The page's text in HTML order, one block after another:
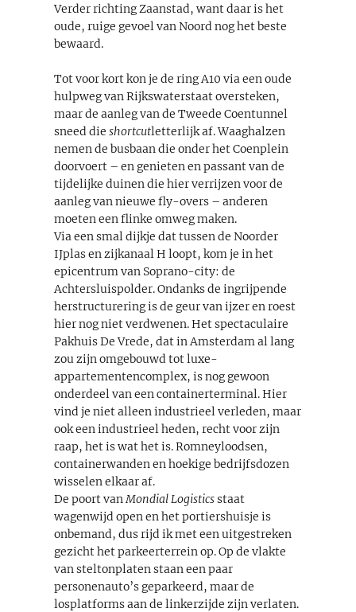
Verder richting Zaanstad, want daar is het
oude, ruige gevoel van Noord nog het beste
bewaard.
Tot voor kort kon je de ring A10 via een oude
hulpweg van Rijkswaterstaat oversteken,
maar de aanleg van de Tweede Coentunnel
sneed die shortcutletterlijk af. Waaghalzen
nemen de busbaan die onder het Coenplein
doorvoert – en genieten en passant van de
tijdelijke duinen die hier verrijzen voor de
aanleg van nieuwe fly-overs – anderen
moeten een flinke omweg maken.
Via een smal dijkje dat tussen de Noorder
IJplas en zijkanaal H loopt, kom je in het
epicentrum van Soprano-city: de
Achtersluispolder. Ondanks de ingrijpende
herstructurering is de geur van ijzer en roest
hier nog niet verdwenen. Het spectaculaire
Pakhuis De Vrede, dat in Amsterdam al lang
zou zijn omgebouwd tot luxe-
appartementencomplex, is nog gewoon
onderdeel van een containerterminal. Hier
vind je niet alleen industrieel verleden, maar
ook een industrieel heden, recht voor zijn
raap, het is wat het is. Romneyloodsen,
containerwanden en hoekige bedrijfsdozen
wisselen elkaar af.
De poort vanMondial Logisticsstaat
wagenwijd open en het portiershuisje is
onbemand, dus rijd ik met een uitgestreken
gezicht het parkeerterrein op. Op de vlakte
van steltonplaten staan een paar
personenauto’s geparkeerd, maar de
losplatforms aan de linkerzijde zijn verlaten.